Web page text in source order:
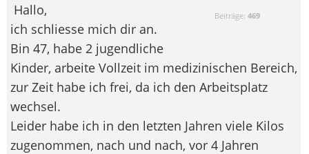
Beiträge:469
Hallo,
ich schliesse mich dir an.
Bin 47, habe 2 jugendliche
Kinder, arbeite Vollzeit im medizinischen Bereich,
zur Zeit habe ich frei, da ich den Arbeitsplatz
wechsel.
Leider habe ich in den letzten Jahren viele Kilos
zugenommen, nach und nach, vor 4 Jahren